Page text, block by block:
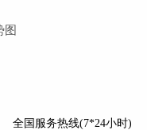
图
全国服务热线(7*24小时)